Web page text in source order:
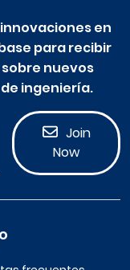
en
para recibir
nuevos
ingeniería.
Join
Now